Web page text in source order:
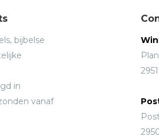
bijbelse
in
vanaf